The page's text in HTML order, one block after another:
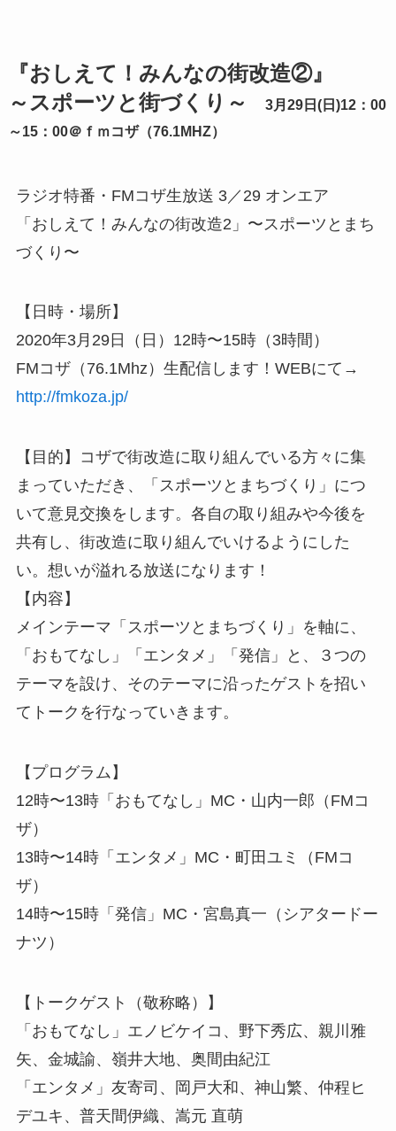
『おしえて！みんなの街改造②』
～スポーツと街づくり～
3月29日(日)12：00
～15：00＠ｆｍコザ（76.1MHZ）
ラジオ特番・FMコザ生放送 3／29 オンエア
「おしえて！みんなの街改造2」〜スポーツとまち
づくり〜
【日時・場所】
2020年3月29日（日）12時〜15時（3時間）
FMコザ（76.1Mhz）生配信します！WEBにて→
http://fmkoza.jp/
【目的】コザで街改造に取り組んでいる方々に集
まっていただき、「スポーツとまちづくり」につ
いて意見交換をします。各自の取り組みや今後を
共有し、街改造に取り組んでいけるようにした
い。想いが溢れる放送になります！
【内容】
メインテーマ「スポーツとまちづくり」を軸に、
「おもてなし」「エンタメ」「発信」と、３つの
テーマを設け、そのテーマに沿ったゲストを招い
てトークを行なっていきます。
【プログラム】
12時〜13時「おもてなし」MC・山内一郎（FMコ
ザ）
13時〜14時「エンタメ」MC・町田ユミ（FMコ
ザ）
14時〜15時「発信」MC・宮島真一（シアタードー
ナツ）
【トークゲスト（敬称略）】
「おもてなし」エノビケイコ、野下秀広、親川雅
矢、金城諭、嶺井大地、奥間由紀江
「エンタメ」友寄司、岡戸大和、神山繁、仲程ヒ
デユキ、普天間伊織、嵩元 直萌